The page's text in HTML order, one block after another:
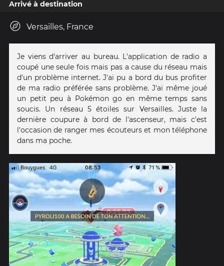
Arrivé à destination
Versailles, France
Je viens d'arriver au bureau. L'application de radio a
coupé une seule fois mais pas a cause du réseau mais
d'un problème internet. J'ai pu a bord du bus profiter
de ma radio préférée sans problème. J'ai même joué
un petit peu à Pokémon go en même temps sans
soucis. Un réseau 5 étoiles sur Versailles. Juste la
dernière coupure à bord de l'ascenseur, mais c'est
l'occasion de ranger mes écouteurs et mon téléphone
dans ma poche.